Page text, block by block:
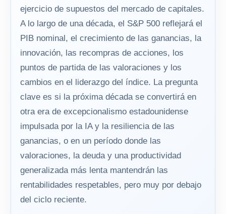
ejercicio de supuestos del mercado de capitales.
A lo largo de una década, el S&P 500 reflejará el
PIB nominal, el crecimiento de las ganancias, la
innovación, las recompras de acciones, los
puntos de partida de las valoraciones y los
cambios en el liderazgo del índice. La pregunta
clave es si la próxima década se convertirá en
otra era de excepcionalismo estadounidense
impulsada por la IA y la resiliencia de las
ganancias, o en un período donde las
valoraciones, la deuda y una productividad
generalizada más lenta mantendrán las
rentabilidades respetables, pero muy por debajo
del ciclo reciente.